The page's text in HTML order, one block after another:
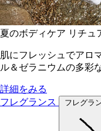
夏のボディケア リチュ
肌にフレッシュでアロ
ル＆ゼラニウムの多彩
詳細をみる
フレグランス
フレグラ